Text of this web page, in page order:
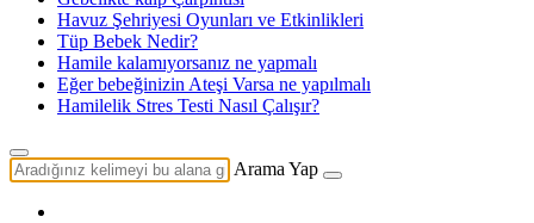
Havuz Şehriyesi Oyunları ve Etkinlikleri
Tüp Bebek Nedir?
Hamile kalamıyorsanız ne yapmalı
Eğer bebeğinizin Ateşi Varsa ne yapılmalı
Hamilelik Stres Testi Nasıl Çalışır?
Arama Yap